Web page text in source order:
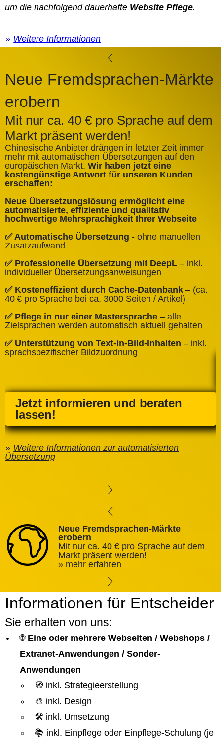
um die nachfolgend dauerhafte Website Pflege.
Weitere Informationen
Neue Fremdsprachen-Märkte
erobern
Mit nur ca. 40 € pro Sprache auf dem
Markt präsent werden!
Chinesische Anbieter drängen in letzter Zeit immer
mehr mit automatischen Übersetzungen auf den
europäischen Markt. Wir haben jetzt eine
kostengünstige Antwort für unseren Kunden
erschaffen:
Neue Übersetzungslösung ermöglicht eine
automatisierte, effiziente und qualitativ
hochwertige Mehrsprachigkeit Ihrer Webseite
✅ Automatische Übersetzung - ohne manuellen
Zusatzaufwand
✅ Professionelle Übersetzung mit DeepL – inkl.
individueller Übersetzungsanweisungen
✅ Kosteneffizient durch Cache‑Datenbank – (ca.
40 € pro Sprache bei ca. 3000 Seiten / Artikel)
✅ Pflege in nur einer Mastersprache – alle
Zielsprachen werden automatisch aktuell gehalten
✅ Unterstützung von Text‑in‑Bild‑Inhalten – inkl.
sprachspezifischer Bildzuordnung
Jetzt informieren und beraten
lassen!
Weitere Informationen zur automatisierten
Übersetzung
Neue Fremdsprachen-Märkte
erobern
Mit nur ca. 40 € pro Sprache auf dem
Markt präsent werden!
mehr erfahren
Informationen für Entscheider
Sie erhalten von uns:
🌐 Eine oder mehrere Webseiten / Webshops /
Extranet-Anwendungen / Sonder-
Anwendungen
🧭 inkl. Strategieerstellung
🎨 inkl. Design
🛠️ inkl. Umsetzung
📚 inkl. Einpflege oder Einpflege-Schulung (je